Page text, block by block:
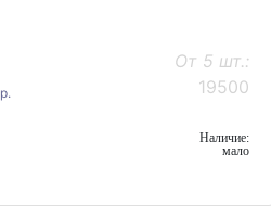
р.
От 5 шт.:
19500
Наличие:
мало